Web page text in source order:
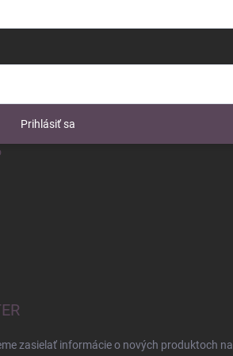
Prihlásiť sa
zasielať informácie o nových produktoch na